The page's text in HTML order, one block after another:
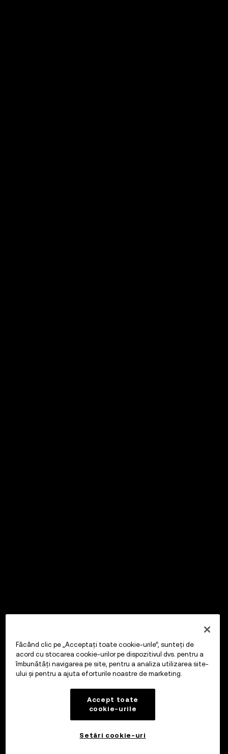
Făcând clic pe „Acceptați toate cookie-urile”, sunteți de
acord cu stocarea cookie-urilor pe dispozitivul dvs. pentru a
îmbunătăți navigarea pe site, pentru a analiza utilizarea site-
ului și pentru a ajuta eforturile noastre de marketing.
Accept toate
cookie-urile
Setări cookie-uri